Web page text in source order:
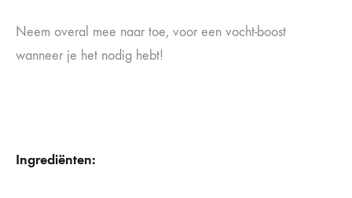
Neem overal mee naar toe, voor een vocht-boost
wanneer je het nodig hebt!
Ingrediënten: